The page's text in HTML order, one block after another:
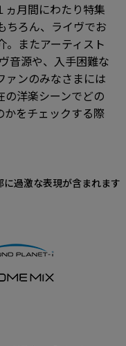
ヵ月間にわたり特集
ちろん、ライヴでお
。またアーティスト
音源や、入手困難な
ァンのみなさまには
の洋楽シーンでどの
かをチェックする際
過激な表現が含まれます